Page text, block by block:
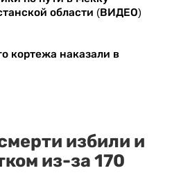
области (ВИДЕО)
кортежа наказали в
избили и
из-за 170